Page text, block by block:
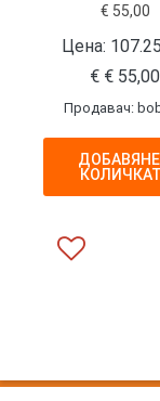
€ 55,00
Цена: 107.25
€ € 55,00
Продавач:
ДОБАВЯНЕ